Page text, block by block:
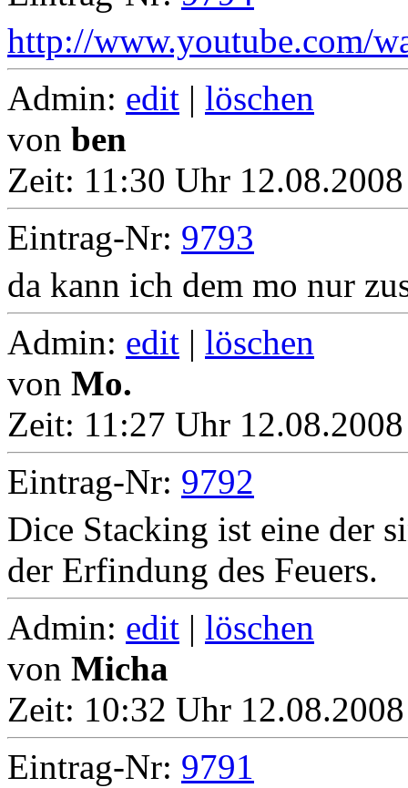
http://www.youtube.com/
Admin: edit | löschen
von ben
Zeit: 11:30 Uhr
Eintrag-Nr: 9793
da kann ich dem mo nur
Admin: edit | löschen
von Mo.
Zeit: 11:27 Uhr
Eintrag-Nr: 9792
Dice Stacking ist eine der
der Erfindung des Feuers.
Admin: edit | löschen
von Micha
Zeit: 10:32 Uhr
Eintrag-Nr: 9791